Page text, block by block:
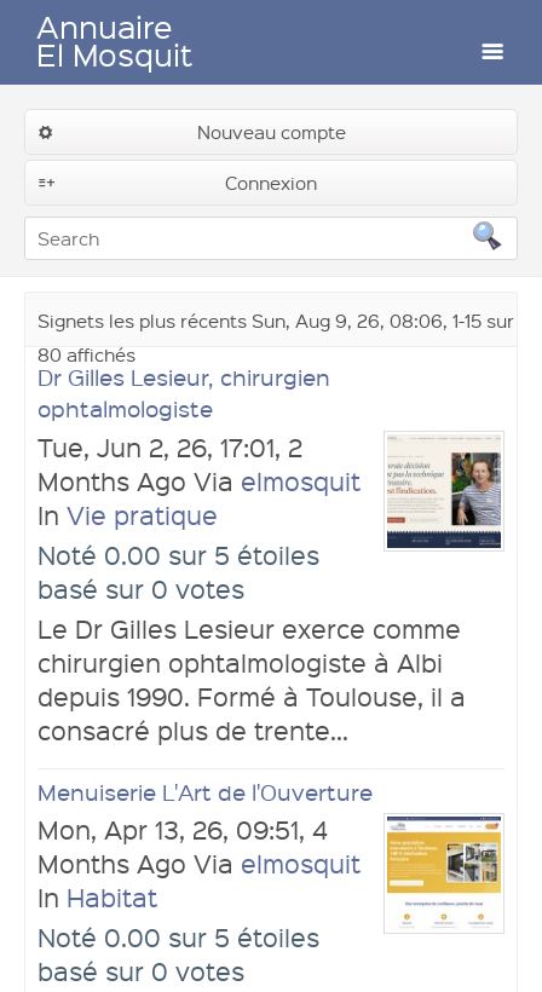
Annuaire
El Mosquit
Auteurs
Nouveau compte
Connexion
Connexion
Soumettre un lien
Signets les plus récents Sun, Aug 9, 26, 08:06, 1-15 sur
80 affichés
Dr Gilles Lesieur, chirurgien
ophtalmologiste
Tue, Jun 2, 26, 17:01, 2
Months Ago Via elmosquit
In Vie pratique
Noté 0.00 sur 5 étoiles
basé sur 0 votes
Le Dr Gilles Lesieur exerce comme
chirurgien ophtalmologiste à Albi
depuis 1990. Formé à Toulouse, il a
consacré plus de trente...
Menuiserie L'Art de l'Ouverture
Mon, Apr 13, 26, 09:51, 4
Months Ago Via elmosquit
In Habitat
Noté 0.00 sur 5 étoiles
basé sur 0 votes